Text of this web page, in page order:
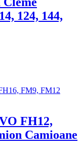
124, 144,
FH12,
Camioane